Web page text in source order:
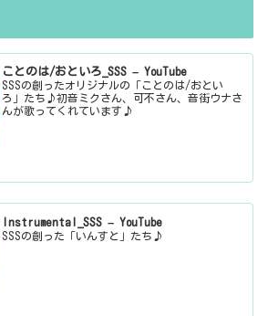
ことのは/おといろ_SSS – YouTube
SSSの創ったオリジナルの「ことのは/おとい
ろ」たち♪初音ミクさん、可不さん、音街ウナさ
んが歌ってくれています♪
Instrumental_SSS – YouTube
SSSの創った「いんすと」たち♪